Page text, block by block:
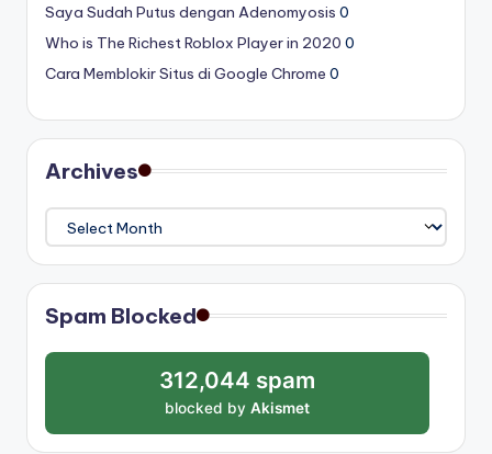
Saya Sudah Putus dengan Adenomyosis 0
Who is The Richest Roblox Player in 2020 0
Cara Memblokir Situs di Google Chrome 0
Archives
Archives
Spam Blocked
312,044 spam
blocked by Akismet